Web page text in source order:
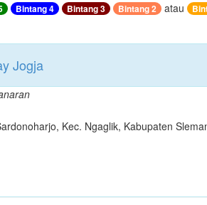
Bintang 4 Bintang 3 Bintang 2 atau
Jogja
Kec. Ngaglik, Kabupaten